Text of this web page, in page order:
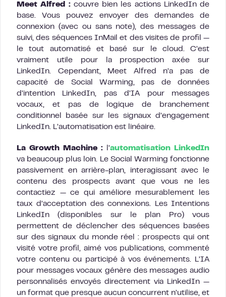
Meet Alfred :couvre bien les actions LinkedIn de
base. Vous pouvez envoyer des demandes de
connexion (avec ou sans note), des messages de
suivi, des séquences InMail et des visites de profil —
le tout automatisé et basé sur le cloud. C’est
vraiment utile pour la prospection axée sur
LinkedIn. Cependant, Meet Alfred n’a pas de
capacité de Social Warming, pas de données
d’intention LinkedIn, pas d’IA pour messages
vocaux, et pas de logique de branchement
conditionnel basée sur les signaux d’engagement
LinkedIn. L’automatisation est linéaire.
La Growth Machine : l’automatisation LinkedIn
va beaucoup plus loin. Le Social Warming fonctionne
passivement en arrière-plan, interagissant avec le
contenu des prospects avant que vous ne les
contactiez — ce qui améliore mesurablement les
taux d’acceptation des connexions. Les Intentions
LinkedIn (disponibles sur le plan Pro) vous
permettent de déclencher des séquences basées
sur des signaux du monde réel : prospects qui ont
visité votre profil, aimé vos publications, commenté
votre contenu ou participé à vos événements. L’IA
pour messages vocaux génère des messages audio
personnalisés envoyés directement via LinkedIn —
un format que presque aucun concurrent n’utilise, et